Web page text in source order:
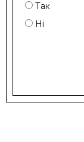
Так
Ні